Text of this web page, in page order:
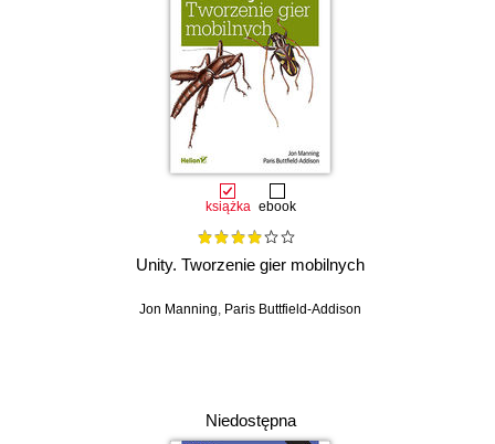
książka ebook
Unity. Tworzenie gier mobilnych
Jon Manning, Paris Buttfield-Addison
Niedostępna